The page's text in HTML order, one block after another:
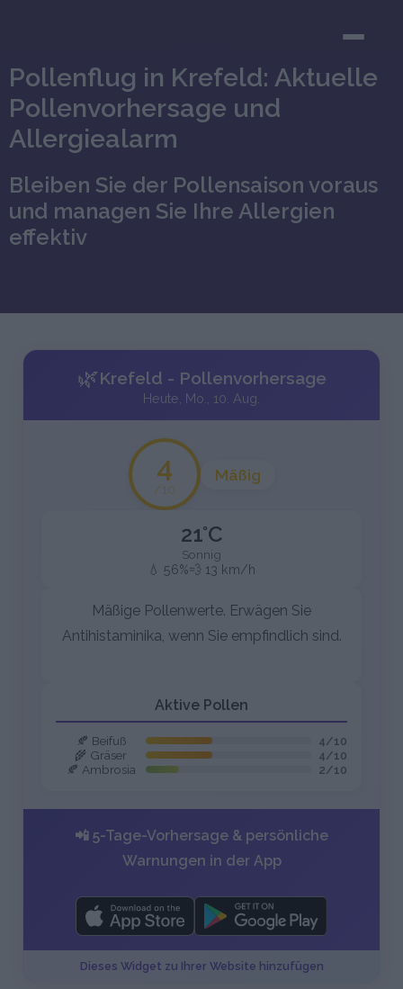
Pollenflug in Krefeld: Aktuelle
Pollenvorhersage und
Allergiealarm
Bleiben Sie der Pollensaison voraus
und managen Sie Ihre Allergien
effektiv
🌿Krefeld - Pollenvorhersage
Heute, Mo., 10. Aug.
4
/10
Mäßig
21°C
Sonnig
💧 56%💨 13 km/h
Mäßige Pollenwerte. Erwägen Sie
Antihistaminika, wenn Sie empfindlich sind.
Aktive Pollen
🍂 Beifuß 4/10
🌾 Gräser 4/10
🍂 Ambrosia 2/10
📲 5-Tage-Vorhersage & persönliche
Warnungen in der App
Dieses Widget zu Ihrer Website hinzufügen